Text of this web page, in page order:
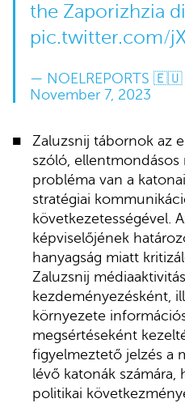
the Zaporizhzia
pic.twitter.com/
— NOELREPORTS
November 7, 2023
Zaluzsnij tábornok az
szóló,
probléma van a
stratégiai
következetességével.
képviselőjének
hanyagság miatt
Zaluzsnij
kezdeményezésként,
környezete
megsértéseként
figyelmeztető jelzés a
lévő katonák számára,
politikai